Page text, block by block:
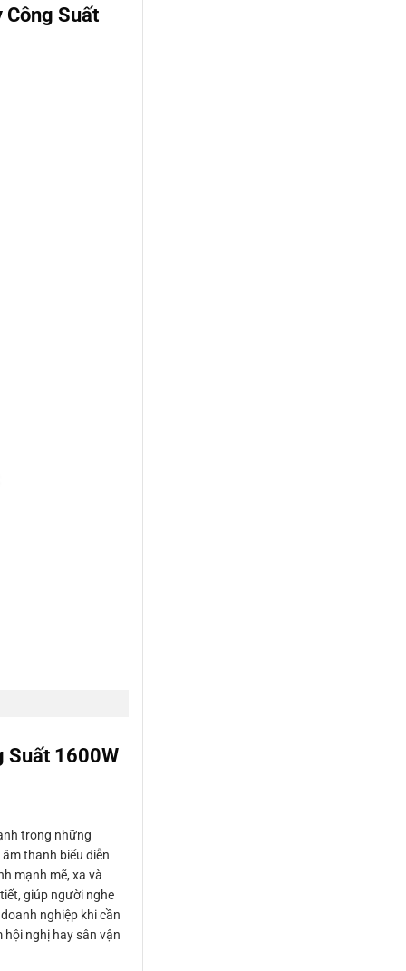
Công Suất
Suất 1600W
trong những
thanh biểu diễn
mạnh mẽ, xa và
giúp người nghe
nghiệp khi cần
nghị hay sân vận